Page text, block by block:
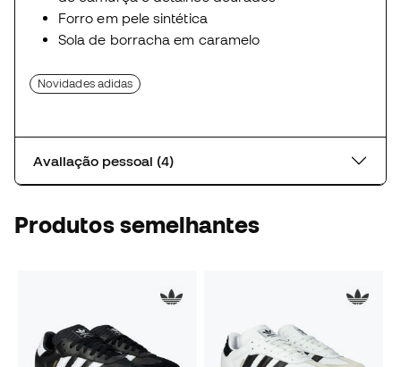
Forro em pele sintética
Sola de borracha em caramelo
Novidades adidas
Avaliação pessoal (4)
Produtos semelhantes